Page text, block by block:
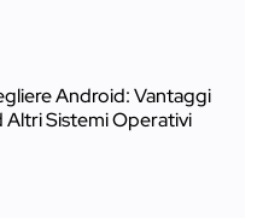
Android: Vantaggi
Altri Sistemi Operativi